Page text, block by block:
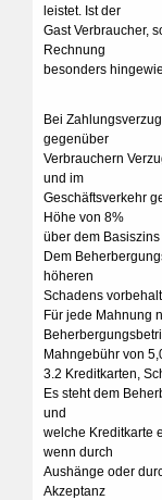
leistet. Ist der
Gast Verbraucher,
Rechnung
besonders
Bei
gegenüber
Verbrauchern
und im
Geschäftsverkehr
Höhe von 8%
über dem
Dem
höheren
Schadens
Für jede Mahnung
Mahngebühr von
3.2 Kreditkarten,
Es steht dem
und
welche Kreditkarte
wenn durch
Aushänge oder
Akzeptanz